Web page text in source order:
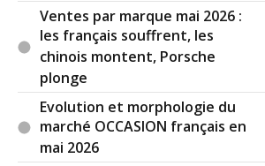
Ventes par marque mai 2026 :
les français souffrent, les
chinois montent, Porsche
plonge
Evolution et morphologie du
marché OCCASION français en
mai 2026